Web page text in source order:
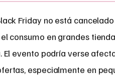
Friday no está
consumo en grandes
El evento podría verse
especialmente en